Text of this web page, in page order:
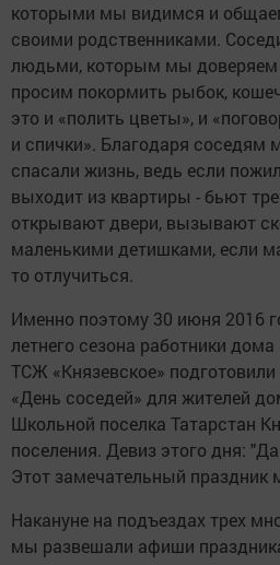
которыми мы видимся и
своими родственниками.
людьми, которым мы доверяем
просим покормить рыбок,
это и «полить цветы», и
и спички». Благодаря соседям
спасали жизнь, ведь если
выходит из квартиры - бьют
открывают двери, вызывают
маленькими детишками, если
то отлучиться.
Именно поэтому 30 июня 2016
летнего сезона работники
ТСЖ «Князевское»
«День соседей» для жителей
Школьной поселка Татарстан
поселения. Девиз этого дня:
Этот замечательный
Накануне на подъездах трех
мы развешали афиши